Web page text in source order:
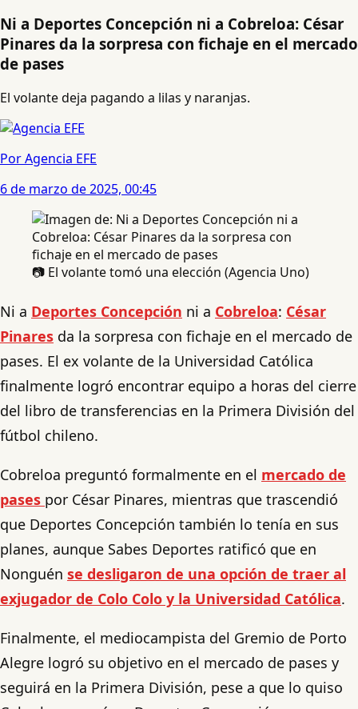
Ni a Deportes Concepción ni a Cobreloa: César
Pinares da la sorpresa con fichaje en el mercado
de pases
El volante deja pagando a lilas y naranjas.
Por Agencia EFE
6 de marzo de 2025, 00:45
📷 El volante tomó una elección (Agencia Uno)
Ni a Deportes Concepción ni a Cobreloa: César
Pinares da la sorpresa con fichaje en el mercado de
pases. El ex volante de la Universidad Católica
finalmente logró encontrar equipo a horas del cierre
del libro de transferencias en la Primera División del
fútbol chileno.
Cobreloa preguntó formalmente en el mercado de
pases por César Pinares, mientras que trascendió
que Deportes Concepción también lo tenía en sus
planes, aunque Sabes Deportes ratificó que en
Nonguén se desligaron de una opción de traer al
exjugador de Colo Colo y la Universidad Católica.
Finalmente, el mediocampista del Gremio de Porto
Alegre logró su objetivo en el mercado de pases y
seguirá en la Primera División, pese a que lo quiso